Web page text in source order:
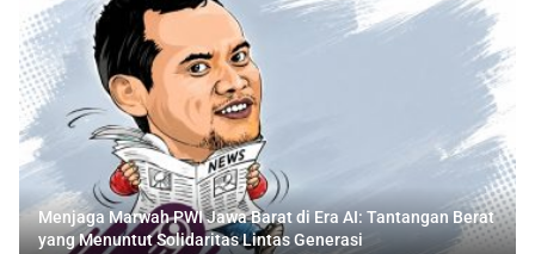
Menjaga Marwah PWI Jawa Barat di Era AI: Tantangan Berat
yang Menuntut Solidaritas Lintas Generasi